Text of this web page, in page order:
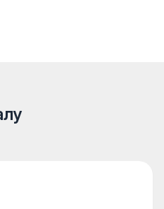
club — Yoga